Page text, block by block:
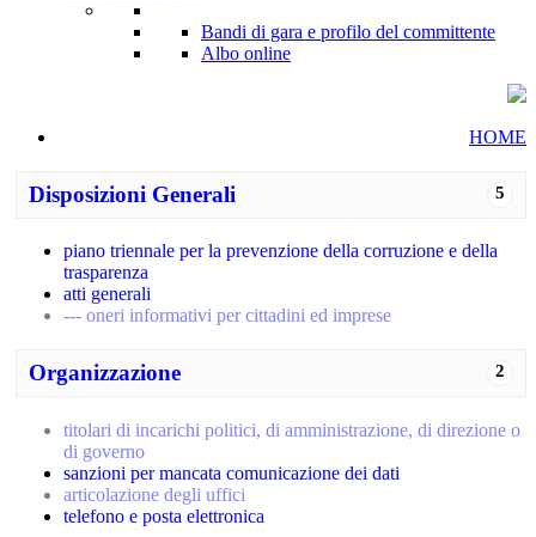
Bandi di gara e profilo del committente
Albo online
HOME
5
Disposizioni Generali
piano triennale per la prevenzione della corruzione e della
trasparenza
atti generali
--- oneri informativi per cittadini ed imprese
2
Organizzazione
titolari di incarichi politici, di amministrazione, di direzione o
di governo
sanzioni per mancata comunicazione dei dati
articolazione degli uffici
telefono e posta elettronica